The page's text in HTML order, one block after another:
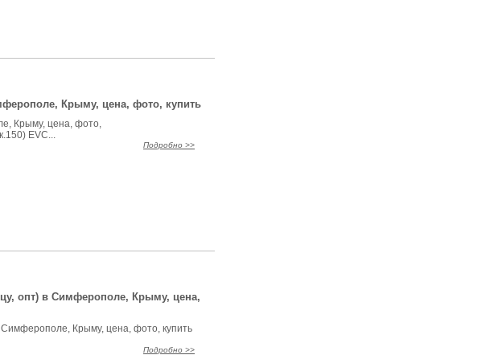
Крыму, цена, фото, купить
Крыму, цена, фото,
EVC...
Подробно >>
опт) в Симферополе, Крыму, цена,
Симферополе, Крыму, цена, фото, купить
Подробно >>